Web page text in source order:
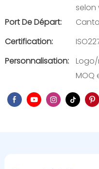
selon
Port De Départ:
Certification:
Personnalisation:
MOQ